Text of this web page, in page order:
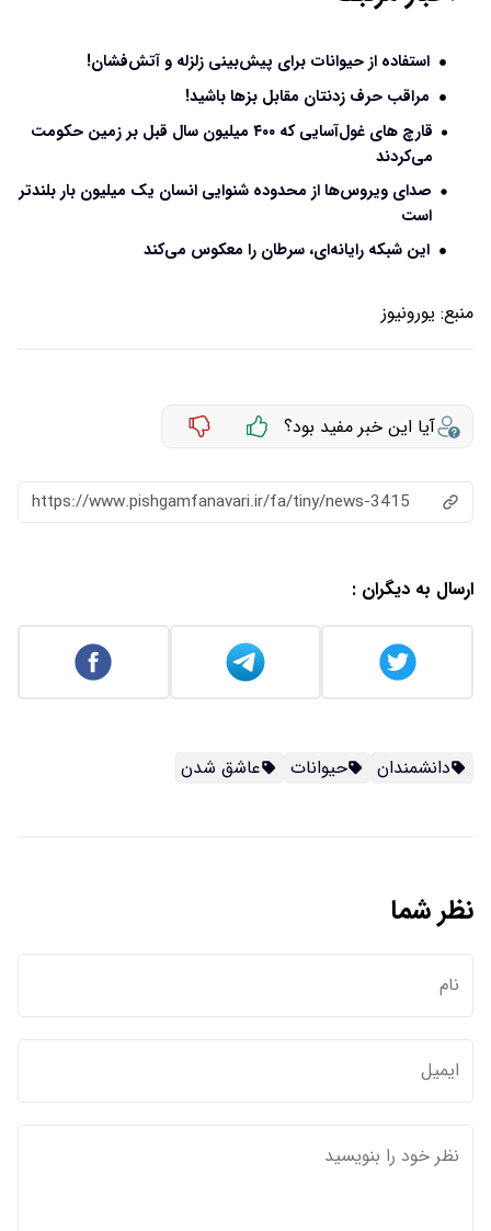
استفاده از حیوانات برای پیش‌بینی زلزله و آتش‌فشان!
مراقب حرف زدنتان مقابل بزها باشید!
قارچ‌ های غول‌آسایی که ۴۰۰ میلیون سال قبل بر زمین حکومت
می‌کردند
صدای ویروس‌ها از محدوده شنوایی انسان یک میلیون‌ بار بلندتر
است
این شبکه رایانه‌ای، سرطان را معکوس می‌کند
منبع: یورونیوز
آیا این خبر مفید بود؟
https://www.pishgamfanavari.ir/fa/tiny/news-3415
ارسال به دیگران :
دانشمندان حیوانات عاشق شدن
نظر شما